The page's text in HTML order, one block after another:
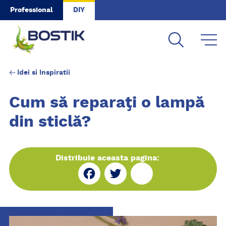
Skip to main content
Professional DIY
Idei si Inspiratii
Cum să reparaţi o lampă
din sticlă?
Distribuie aceasta pagina:
Fa
bo
Tw
er
e